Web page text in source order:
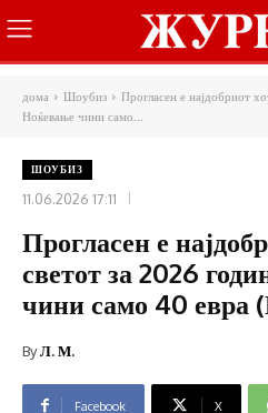
дома Шоубиз
Прогласен е најдобриот
Ноќевање чини само...
ШОУБИЗ
11.06.2026 17:11
Прогласен е
светот за 2026
чини само 40
ByЛ. М.
Facebook X